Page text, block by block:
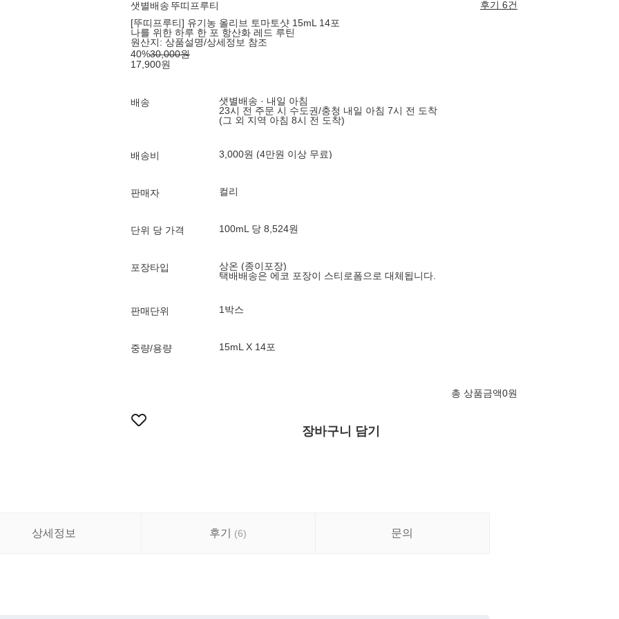
샛별배송 뚜띠프루티
후기 6건
[뚜띠프루티] 유기농 올리브 토마토샷 15mL 14포
나를 위한 하루 한 포 항산화 레드 루틴
원산지: 상품설명/상세정보 참조
40%30,000원
17,900원
배송
샛별배송 · 내일 아침
23시 전 주문 시 수도권/충청 내일 아침 7시 전 도착
(그 외 지역 아침 8시 전 도착)
배송비 3,000원 (4만원 이상 무료)
판매자 컬리
단위 당 가격 100mL 당 8,524원
포장타입
상온 (종이포장)
택배배송은 에코 포장이 스티로폼으로 대체됩니다.
판매단위 1박스
중량/용량 15mL X 14포
총 상품금액0원
장바구니 담기
상세정보 후기 (6) 문의